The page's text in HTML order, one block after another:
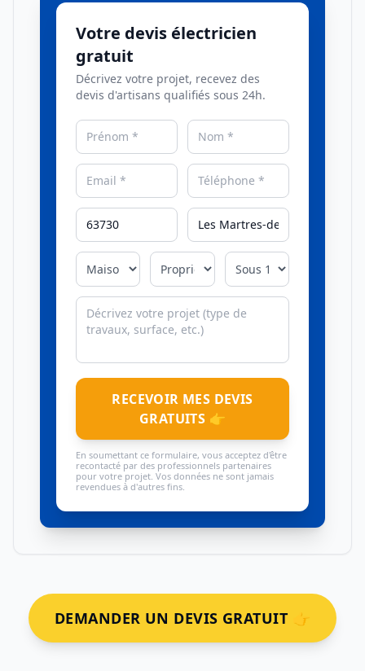
Votre devis électricien
gratuit
Décrivez votre projet, recevez des
devis d'artisans qualifiés sous 24h.
RECEVOIR MES DEVIS
GRATUITS 👉
En soumettant ce formulaire, vous acceptez d'être
recontacté par des professionnels partenaires
pour votre projet. Vos données ne sont jamais
revendues à d'autres fins.
DEMANDER UN DEVIS GRATUIT 👉